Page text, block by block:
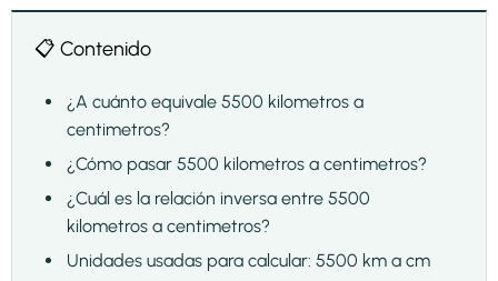
📋 Contenido
¿A cuánto equivale 5500 kilometros a
centimetros?
¿Cómo pasar 5500 kilometros a centimetros?
¿Cuál es la relación inversa entre 5500
kilometros a centimetros?
Unidades usadas para calcular: 5500 km a cm